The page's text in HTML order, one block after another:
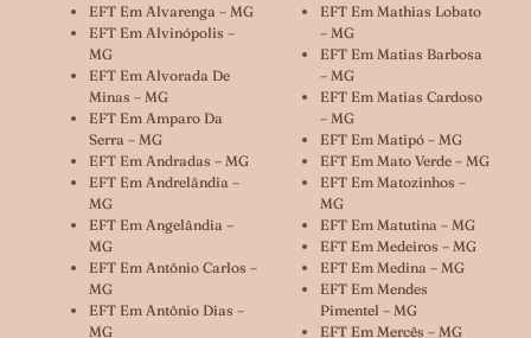
EFT Em Alvarenga – MG
EFT Em Alvinópolis –
MG
EFT Em Alvorada De
Minas – MG
EFT Em Amparo Da
Serra – MG
EFT Em Andradas – MG
EFT Em Andrelândia –
MG
EFT Em Angelândia –
MG
EFT Em Antônio Carlos –
MG
EFT Em Antônio Dias –
MG
EFT Em Mathias Lobato
– MG
EFT Em Matias Barbosa
– MG
EFT Em Matias Cardoso
– MG
EFT Em Matipó – MG
EFT Em Mato Verde – MG
EFT Em Matozinhos –
MG
EFT Em Matutina – MG
EFT Em Medeiros – MG
EFT Em Medina – MG
EFT Em Mendes
Pimentel – MG
EFT Em Mercês – MG